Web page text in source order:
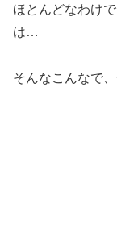
ほとんどなわけ
は…
そんなこんなで